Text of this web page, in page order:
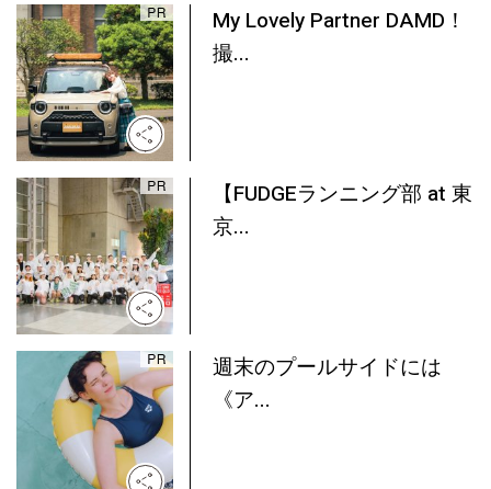
My Lovely Partner DAMD！
撮...
【FUDGEランニング部 at 東
京...
週末のプールサイドには
《ア...